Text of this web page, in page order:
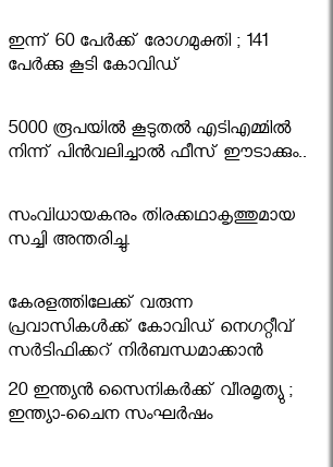
ഇന്ന് 60 പേർക്ക് രോഗമുക്തി ; 141
പേര്‍ക്കു കൂടി കോവിഡ്
5000 രൂപയിൽ കൂടുതൽ എടിഎമ്മിൽ
നിന്ന് പിൻവലിച്ചാൽ ഫീസ് ഈടാക്കും..
സംവിധായകനും തിരക്കഥാകൃത്തുമായ
സച്ചി അന്തരിച്ചു.
കേരളത്തിലേക്ക് വരുന്ന
പ്രവാസികള്‍ക്ക് കോവിഡ് നെഗറ്റീവ്
സര്‍ട്ടിഫിക്കറ്റ് നിർബന്ധമാക്കാൻ
മന്ത്രിസഭ
20 ഇന്ത്യൻ സൈനികർക്ക് വീരമൃത്യു ;
ഇന്ത്യാ-ചൈന സംഘർഷം